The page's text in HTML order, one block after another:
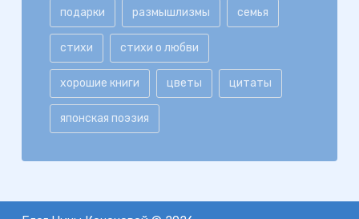
подарки размышлизмы семья
стихи стихи о любви
хорошие книги цветы цитаты
японская поэзия